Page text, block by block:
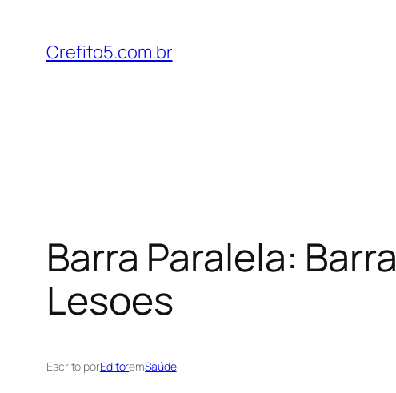
Crefito5.com.br
Barra Paralela:
Lesoes
Escrito porEditoremSaúde